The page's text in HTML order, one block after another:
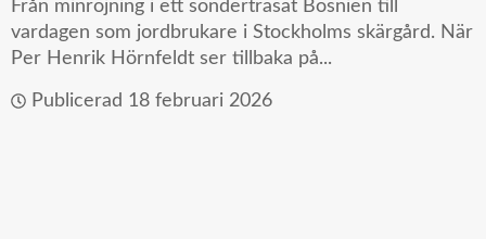
Från minröjning i ett söndertrasat Bosnien till
vardagen som jordbrukare i Stockholms skärgård. När
Per Henrik Hörnfeldt ser tillbaka på...
Publicerad 18 februari 2026